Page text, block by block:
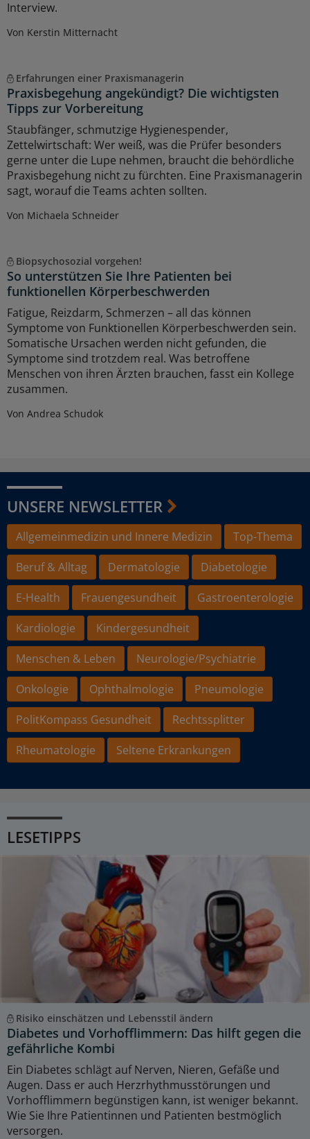
Interview.
Von Kerstin Mitternacht
Erfahrungen einer Praxismanagerin
Praxisbegehung angekündigt? Die wichtigsten
Tipps zur Vorbereitung
Staubfänger, schmutzige Hygienespender,
Zettelwirtschaft: Wer weiß, was die Prüfer besonders
gerne unter die Lupe nehmen, braucht die behördliche
Praxisbegehung nicht zu fürchten. Eine Praxismanagerin
sagt, worauf die Teams achten sollten.
Von Michaela Schneider
Biopsychosozial vorgehen!
So unterstützen Sie Ihre Patienten bei
funktionellen Körperbeschwerden
Fatigue, Reizdarm, Schmerzen – all das können
Symptome von Funktionellen Körperbeschwerden sein.
Somatische Ursachen werden nicht gefunden, die
Symptome sind trotzdem real. Was betroffene
Menschen von ihren Ärzten brauchen, fasst ein Kollege
zusammen.
Von Andrea Schudok
UNSERE NEWSLETTER
Allgemeinmedizin und Innere Medizin
Top-Thema
Beruf & Alltag
Dermatologie
Diabetologie
E-Health
Frauengesundheit
Gastroenterologie
Kardiologie
Kindergesundheit
Menschen & Leben
Neurologie/Psychiatrie
Onkologie
Ophthalmologie
Pneumologie
PolitKompass Gesundheit
Rechtssplitter
Rheumatologie
Seltene Erkrankungen
LESETIPPS
Risiko einschätzen und Lebensstil ändern
Diabetes und Vorhofflimmern: Das hilft gegen die
gefährliche Kombi
Ein Diabetes schlägt auf Nerven, Nieren, Gefäße und
Augen. Dass er auch Herzrhythmusstörungen und
Vorhofflimmern begünstigen kann, ist weniger bekannt.
Wie Sie Ihre Patientinnen und Patienten bestmöglich
versorgen.